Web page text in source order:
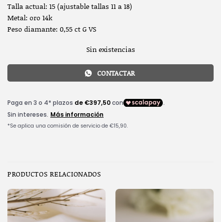
Talla actual: 15 (ajustable tallas 11 a 18)
Metal: oro 14k
Peso diamante: 0,55 ct G VS
Sin existencias
CONTACTAR
PRODUCTOS RELACIONADOS